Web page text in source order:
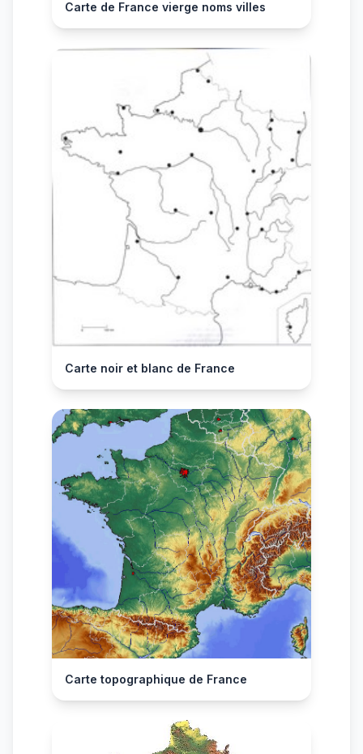
Carte de France vierge noms villes
Carte noir et blanc de France
Carte topographique de France